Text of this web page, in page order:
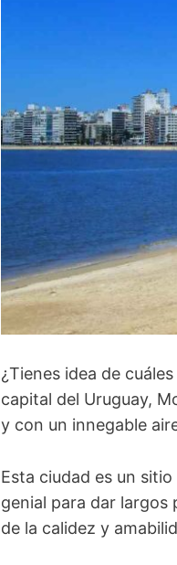
¿Tienes idea de
capital del Uruguay,
y con un innegable
Esta ciudad es un
genial para dar largos
de la calidez y